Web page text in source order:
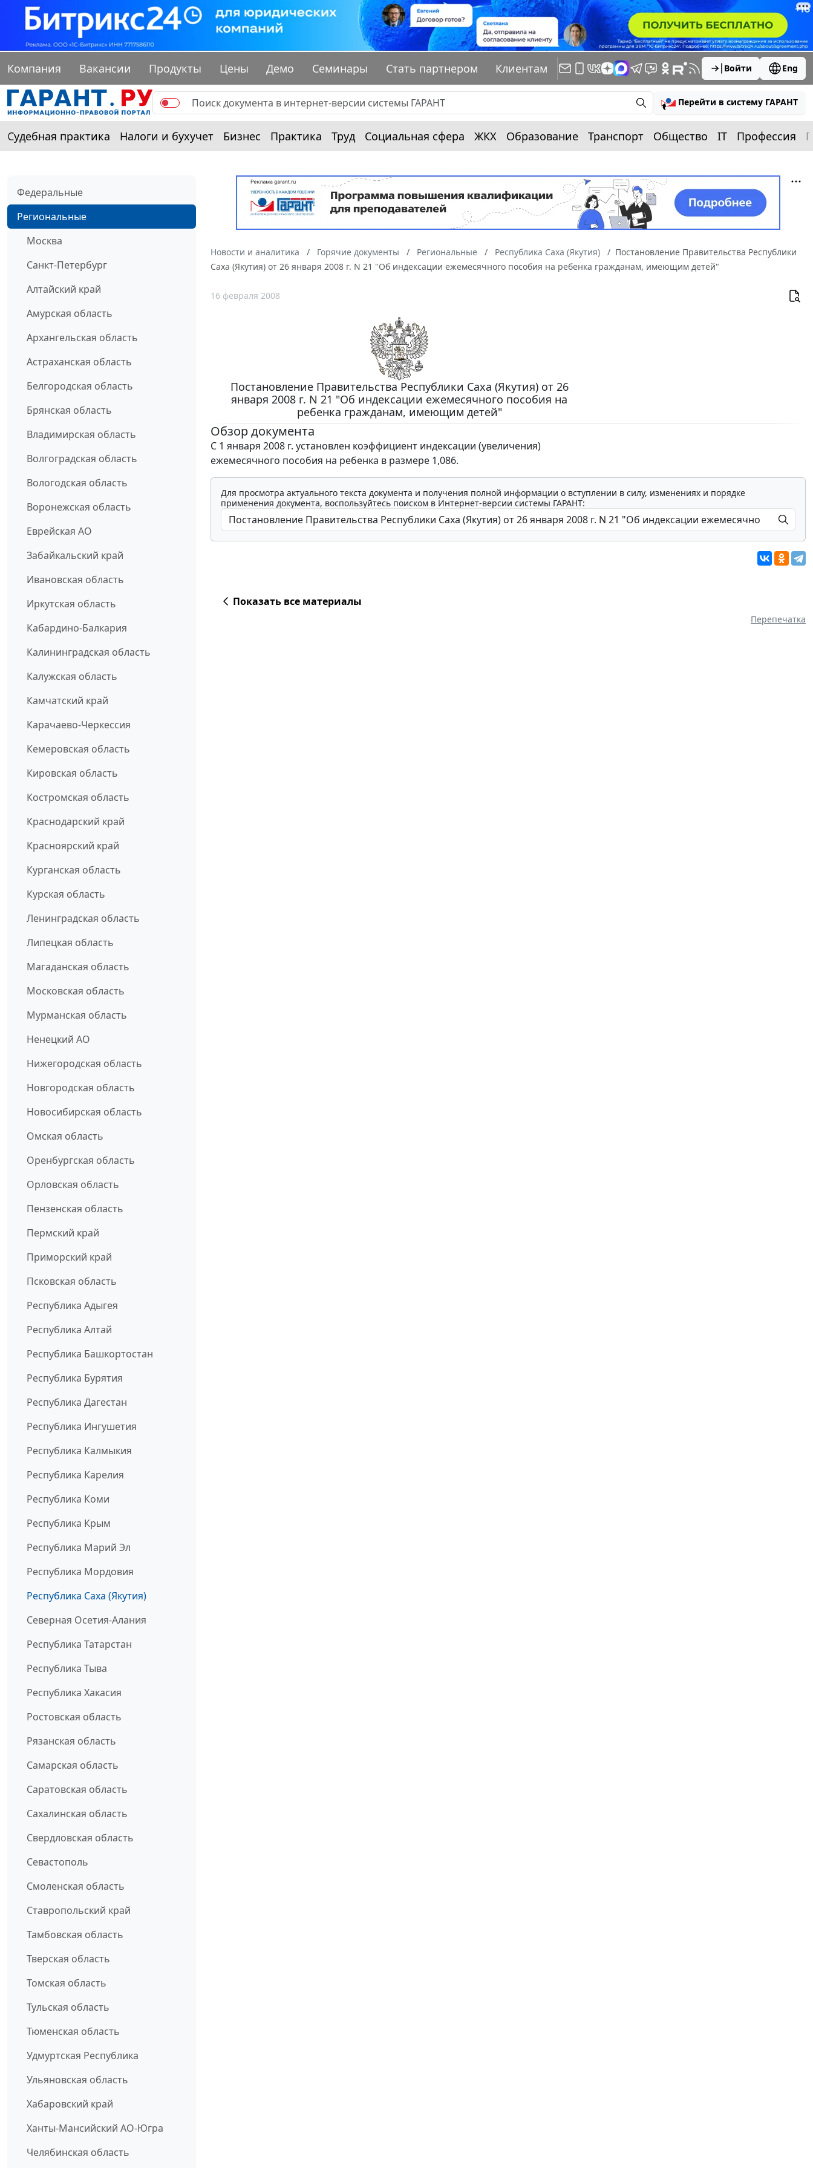
Компания Вакансии Продукты Цены Демо Семинары Стать партнером Клиентам Войти Eng
Перейти в систему ГАРАНТ
Судебная практика Налоги и бухучет Бизнес Практика Труд Социальная сфера ЖКХ Образование Транспорт Общество IT Профессия
Федеральные
Региональные
Москва
Санкт-Петербург
Алтайский край
Амурская область
Архангельская область
Астраханская область
Белгородская область
Брянская область
Владимирская область
Волгоградская область
Вологодская область
Воронежская область
Еврейская АО
Забайкальский край
Ивановская область
Иркутская область
Кабардино-Балкария
Калининградская область
Калужская область
Камчатский край
Карачаево-Черкессия
Кемеровская область
Кировская область
Костромская область
Краснодарский край
Красноярский край
Курганская область
Курская область
Ленинградская область
Липецкая область
Магаданская область
Московская область
Мурманская область
Ненецкий АО
Нижегородская область
Новгородская область
Новосибирская область
Омская область
Оренбургская область
Орловская область
Пензенская область
Пермский край
Приморский край
Псковская область
Республика Адыгея
Республика Алтай
Республика Башкортостан
Республика Бурятия
Республика Дагестан
Республика Ингушетия
Республика Калмыкия
Республика Карелия
Республика Коми
Республика Крым
Республика Марий Эл
Республика Мордовия
Республика Саха (Якутия)
Северная Осетия-Алания
Республика Татарстан
Республика Тыва
Республика Хакасия
Ростовская область
Рязанская область
Самарская область
Саратовская область
Сахалинская область
Свердловская область
Севастополь
Смоленская область
Ставропольский край
Тамбовская область
Тверская область
Томская область
Тульская область
Тюменская область
Удмуртская Республика
Ульяновская область
Хабаровский край
Ханты-Мансийский АО-Югра
Челябинская область
Новости и аналитика Горячие документы Региональные Республика Саха (Якутия)
Постановление Правительства Республики
Саха (Якутия) от 26 января 2008 г. N 21 "Об индексации ежемесячного пособия на ребенка гражданам, имеющим детей"
16 февраля 2008
Постановление Правительства Республики Саха (Якутия) от 26
января 2008 г. N 21 "Об индексации ежемесячного пособия на
ребенка гражданам, имеющим детей"
Обзор документа
С 1 января 2008 г. установлен коэффициент индексации (увеличения)
ежемесячного пособия на ребенка в размере 1,086.
Для просмотра актуального текста документа и получения полной информации о вступлении в силу, изменениях и порядке
применения документа, воспользуйтесь поиском в Интернет-версии системы ГАРАНТ:
Показать все материалы
Перепечатка